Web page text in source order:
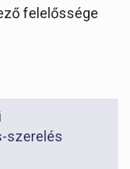
felelőssége
szerelés